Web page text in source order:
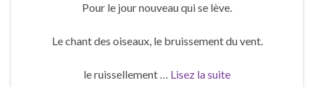
Pour le jour nouveau qui se lève.
Le chant des oiseaux, le bruissement du vent.
le ruissellement … Lisez la suite